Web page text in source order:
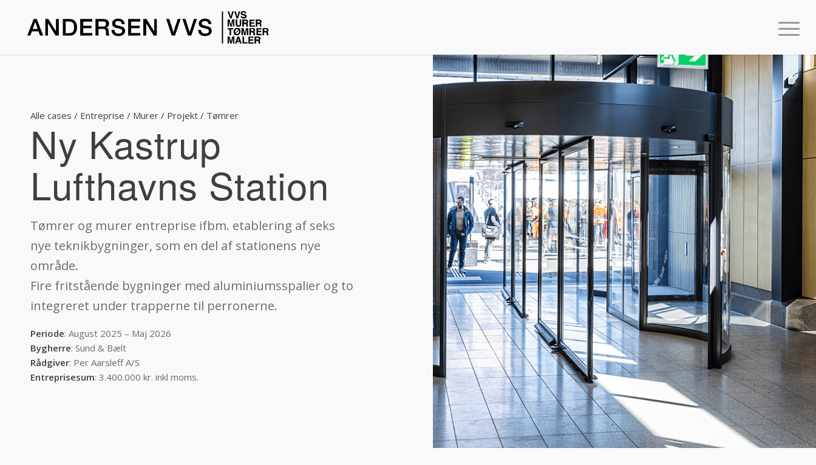
Alle cases / Entreprise / Murer / Projekt / Tømrer
Ny Kastrup
Lufthavns Station
Tømrer og murer entreprise ifbm. etablering af seks
nye teknikbygninger, som en del af stationens nye
område.
Fire fritstående bygninger med aluminiumsspalier og to
integreret under trapperne til perronerne.
Periode: August 2025 – Maj 2026
Bygherre: Sund & Bælt
Rådgiver: Per Aarsleff A/S
Entreprisesum: 3.400.000 kr. inkl moms.